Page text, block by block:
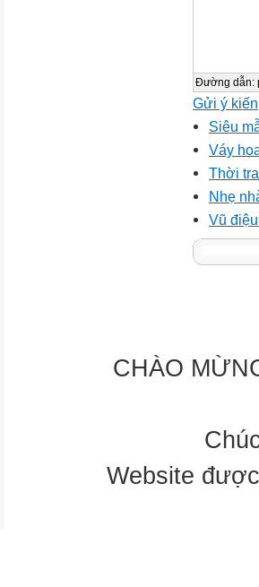
Đường dẫn:
Gửi ý kiến
Siêu
Váy
Thời
Nhẹ
Vũ
CHÀO
Website